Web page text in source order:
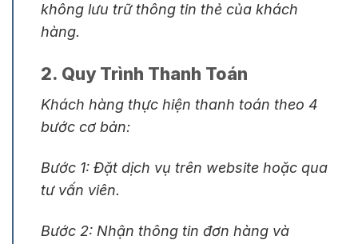
không lưu trữ thông tin thẻ của khách
hàng.
2. Quy Trình Thanh Toán
Khách hàng thực hiện thanh toán theo 4
bước cơ bản:
Bước 1: Đặt dịch vụ trên website hoặc qua
tư vấn viên.
Bước 2: Nhận thông tin đơn hàng và